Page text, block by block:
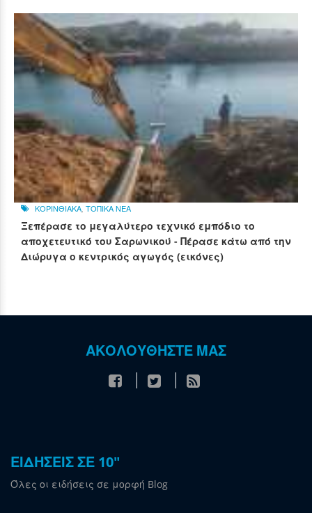
ΚΟΡΙΝΘΙΑΚΑ, ΤΟΠΙΚΑ ΝΕΑ
Ξεπέρασε το μεγαλύτερο τεχνικό εμπόδιο το
αποχετευτικό του Σαρωνικού - Πέρασε κάτω από την
Διώρυγα ο κεντρικός αγωγός (εικόνες)
ΑΚΟΛΟΥΘΗΣΤΕ ΜΑΣ
ΕΙΔΗΣΕΙΣ ΣΕ 10"
Όλες οι ειδήσεις σε μορφή Blog